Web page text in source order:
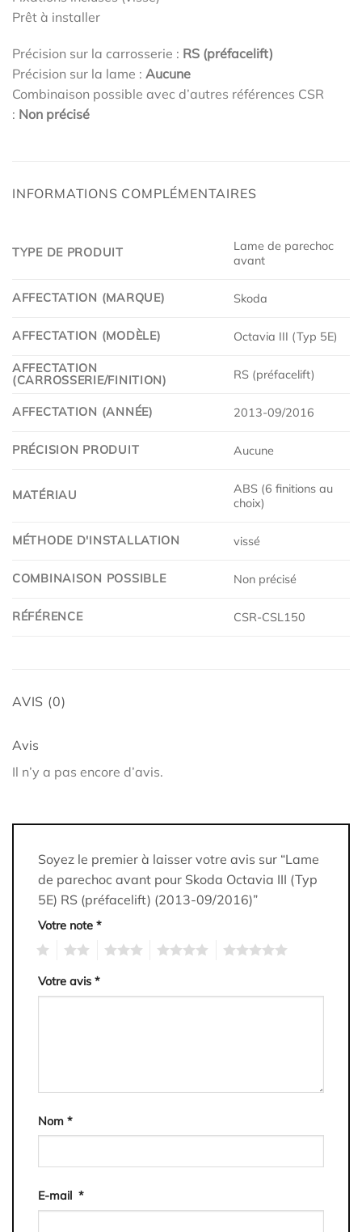
Prêt à installer
Précision sur la carrosserie : RS (préfacelift)
Précision sur la lame : Aucune
Combinaison possible avec d’autres références CSR
: Non précisé
INFORMATIONS COMPLÉMENTAIRES
TYPE DE PRODUIT
Lame de parechoc
avant
AFFECTATION (MARQUE) Skoda
AFFECTATION (MODÈLE) Octavia III (Typ 5E)
AFFECTATION
(CARROSSERIE/FINITION)
RS (préfacelift)
AFFECTATION (ANNÉE) 2013-09/2016
PRÉCISION PRODUIT Aucune
MATÉRIAU
ABS (6 finitions au
choix)
MÉTHODE D'INSTALLATION vissé
COMBINAISON POSSIBLE Non précisé
RÉFÉRENCE CSR-CSL150
AVIS (0)
Avis
Il n’y a pas encore d’avis.
Soyez le premier à laisser votre avis sur “Lame
de parechoc avant pour Skoda Octavia III (Typ
5E) RS (préfacelift) (2013-09/2016)”
Votre note *
Votre avis *
Nom *
E-mail *